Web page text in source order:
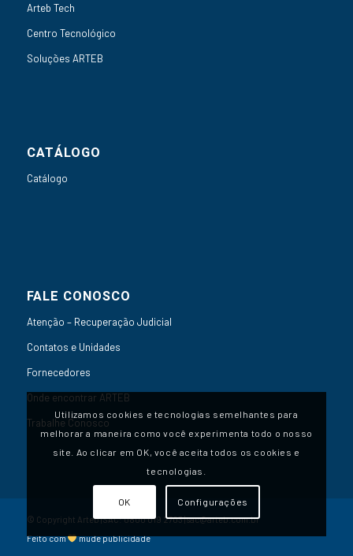
Arteb Tech
Centro Tecnológico
Soluções ARTEB
CATÁLOGO
Catálogo
FALE CONOSCO
Atenção – Recuperação Judicial
Contatos e Unidades
Fornecedores
Onde encontrar ARTEB
Trabalhe Conosco
© Copyright Arteb | SAC:0800 019 2703|sac@arteb.com.br
Feito com
mude publicidade
Utilizamos cookies e tecnologias semelhantes para
melhorar a maneira como você experimenta todo o nosso
site. Ao clicar em OK, você aceita todos os cookies e
tecnologias.
OK Configurações